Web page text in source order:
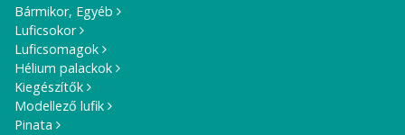
Bármikor, Egyéb
Luficsokor
Luficsomagok
Hélium palackok
Kiegészítők
Modellező lufik
Pinata